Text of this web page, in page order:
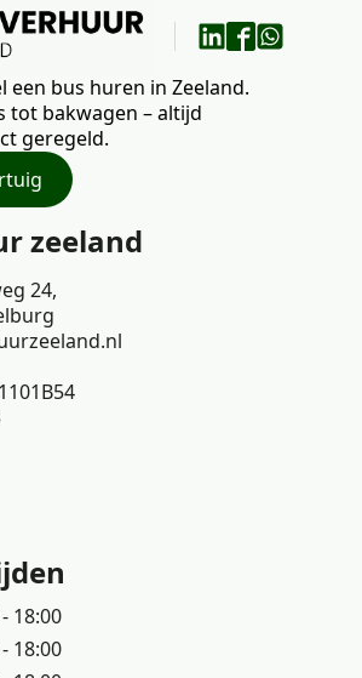
een bus huren in Zeeland.
tot bakwagen – altijd
geregeld.
zeeland
24,
18:00
18:00